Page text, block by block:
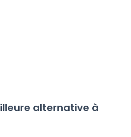
alternative à